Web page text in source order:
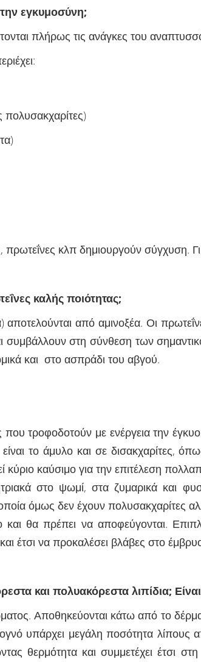
εγκυμοσύνη;
πλήρως τις ανάγκες του
πολυσακχαρίτες)
πρωτεΐνες κλπ δημιουργούν σύγχυση.
καλής ποιότητας;
αποτελούνται από αμινοξέα. Οι
στη σύνθεση των
και στο ασπράδι του αβγού.
που τροφοδοτούν με ενέργεια την
το άμυλο και σε δισακχαρίτες,
κύριο καύσιμο για την επιτέλεση
στο ψωμί, στα ζυμαρικά και
όμως δεν έχουν πολυσακχαρίτες
και θα πρέπει να αποφεύγονται.
έτσι να προκαλέσει βλάβες στο
και πολυακόρεστα λιπίδια;
Αποθηκεύονται κάτω από το
υπάρχει μεγάλη ποσότητα
θερμότητα και συμμετέχει έτσι